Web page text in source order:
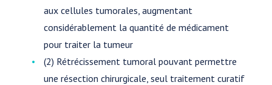
aux cellules tumorales, augmentant
considérablement la quantité de médicament
pour traiter la tumeur
(2) Rétrécissement tumoral pouvant permettre
une résection chirurgicale, seul traitement curatif